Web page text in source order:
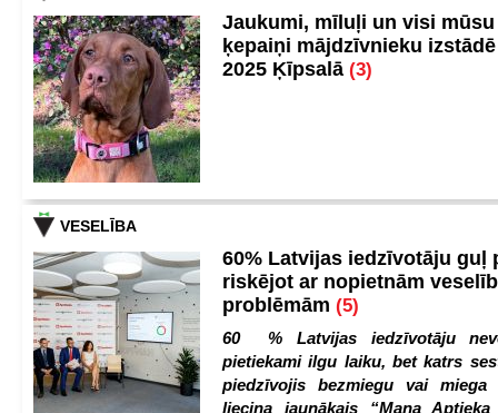
Jaukumi, mīluļi un visi
ķepaiņi mājdzīvnieku
2025 Ķīpsalā (3)
VESELĪBA
60% Latvijas iedzīvotāju guļ
riskējot ar nopietnām
problēmām (5)
60 % Latvijas iedzīvotāju
pietiekami ilgu laiku, bet katrs
piedzīvojis bezmiegu vai miega
liecina jaunākais “Mana